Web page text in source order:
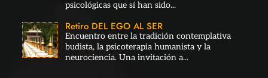
psicológicas que sí han sido...
Retiro DEL EGO AL SER
Encuentro entre la tradición contemplativa
budista, la psicoterapia humanista y la
neurociencia. Una invitación a...